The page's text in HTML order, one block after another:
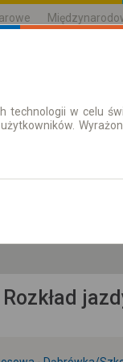
| Bilety
Rozkład
technologii w celu